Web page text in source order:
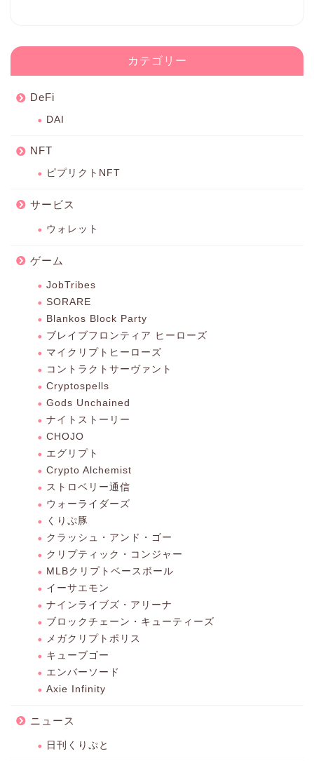
カテゴリー
DeFi
DAI
NFT
ピプリクトNFT
サービス
ウォレット
ゲーム
JobTribes
SORARE
Blankos Block Party
ブレイブフロンティア ヒーローズ
マイクリプトヒーローズ
コントラクトサーヴァント
Cryptospells
Gods Unchained
ナイトストーリー
CHOJO
エグリプト
Crypto Alchemist
ストロベリー通信
ウォーライダーズ
くりぷ豚
クラッシュ・アンド・ゴー
クリプティック・コンジャー
MLBクリプトベースボール
イーサエモン
ナインライブズ・アリーナ
ブロックチェーン・キューティーズ
メガクリプトポリス
キューブゴー
エンバーソード
Axie Infinity
ニュース
日刊くりぷと